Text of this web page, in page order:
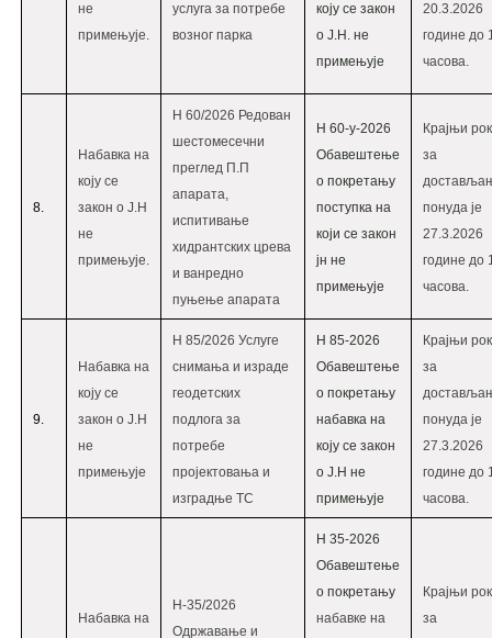
не
примењује.
услуга за потребе
возног парка
коју се закон
о Ј.Н. не
примењује
20.3.2026
године до
часова.
8.
Набавка на
коју се
закон о Ј.Н
не
примењује.
Н 60/2026 Редован
шестомесечни
преглед П.П
апарата,
испитивање
хидрантских црева
и ванредно
пуњење апарата
Н 60-у-2026
Обавештење
о покретању
поступка на
који се закон
јн не
примењује
Крајњи рок
за
понуда је
27.3.2026
године до
часова.
9.
Набавка на
коју се
закон о Ј.Н
не
примењује
Н 85/2026 Услуге
снимања и израде
геодетских
подлога за
потребе
пројектовања и
изградње ТС
Н 85-2026
Oбавештење
о покретању
набавка на
коју се закон
о Ј.Н не
примењује
Крајњи рок
за
понуда је
27.3.2026
године до
часова.
Набавка на
Н-35/2026
Одржавање и
Н 35-2026
Обавештење
о покретању
набавке на
Крајњи рок
за